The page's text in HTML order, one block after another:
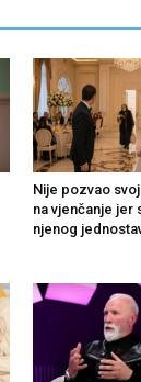
Nije pozvao
na vjenčanje jer
njenog